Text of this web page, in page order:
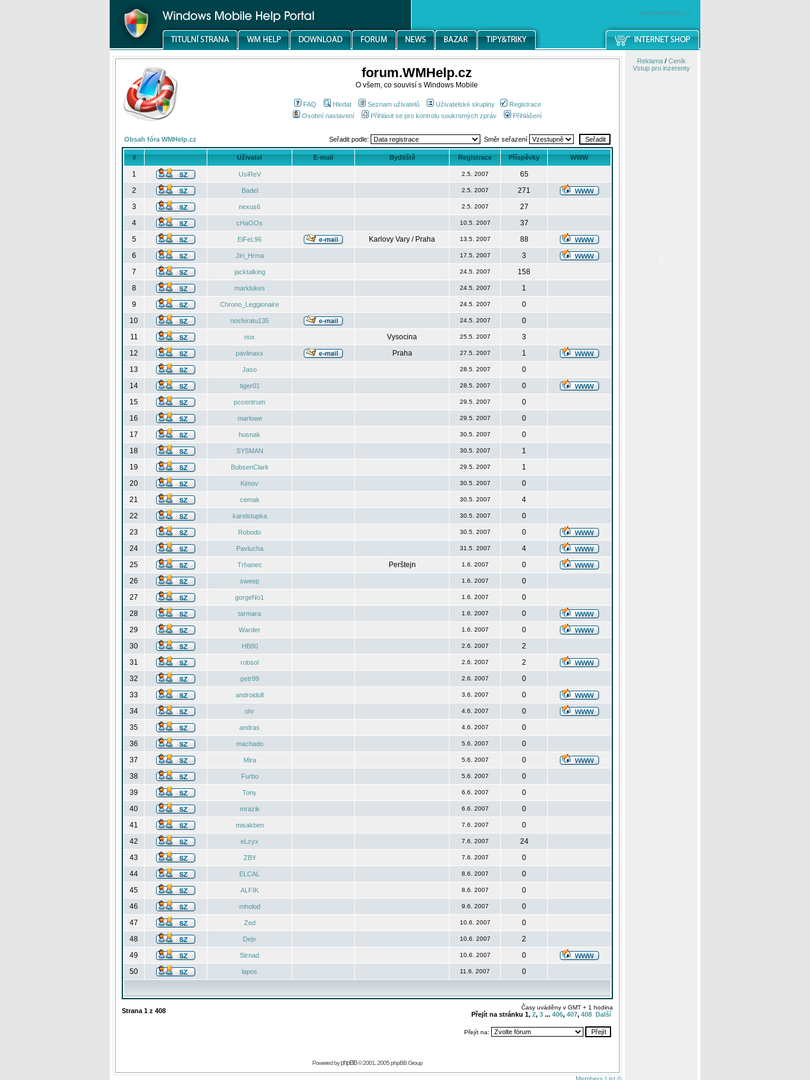
windowsmobile.cz
forum.WMHelp.cz
O všem, co souvisí s Windows Mobile
FAQ Hledat Seznam uživatelů Uživatelské skupiny
Registrace
Osobní nastavení
Přihlásit se pro kontrolu soukromých zpráv Přihlášení
Obsah fóra WMHelp.cz Seřadit podle: Směr seřazení
# Uživatel E-mail Bydliště Registrace Příspěvky WWW
1 UsiReV 2.5. 2007
65
2
Badel 2.5. 2007
271
3
nexus6 2.5. 2007
27
4
cHaOOs 10.5. 2007
37
5
EiFeL96 Karlovy Vary / Praha 13.5. 2007
88
6
Jiri_Hrma 17.5. 2007
3
7
jacktalking 24.5. 2007
158
8
marklukes 24.5. 2007
1
9
Chrono_Leggionaire 24.5. 2007
0
10
nosferatu135 24.5. 2007
0
11
nox Vysocina 25.5. 2007
3
12
pavlinaxx Praha 27.5. 2007
1
13
Jaso 28.5. 2007
0
14
tiger01 28.5. 2007
0
15
pccentrum 29.5. 2007
0
16
marlowe 29.5. 2007
0
17
husnak 30.5. 2007
0
18
SYSMAN 30.5. 2007
1
19
BobsenClark 29.5. 2007
1
20
Kimov 30.5. 2007
0
21
cemak 30.5. 2007
4
22
karelstupka 30.5. 2007
0
23
Robodo 30.5. 2007
0
24
Pavlucha 31.5. 2007
4
25
Trhanec Perštejn 1.6. 2007
0
26
sweep 1.6. 2007
0
27
gorgeNo1 1.6. 2007
0
28
tarmara 1.6. 2007
0
29
Warder 1.6. 2007
0
30
HB80 2.6. 2007
2
31
robsol 2.6. 2007
2
32
petr99 2.6. 2007
0
33
androidoll 3.6. 2007
0
34
ohr 4.6. 2007
0
35
andras 4.6. 2007
0
36
machado 5.6. 2007
0
37
Mira 5.6. 2007
0
38
Furbo 5.6. 2007
0
39
Tony 6.6. 2007
0
40
mrazik 6.6. 2007
0
41
misakben 7.6. 2007
0
42
eLzyx 7.6. 2007
24
43
ZBY 7.6. 2007
0
44
ELCAL 8.6. 2007
0
45
ALFIK 8.6. 2007
0
46
mholod 9.6. 2007
0
47
Zed 10.6. 2007
0
48
Dejv 10.6. 2007
2
49
Strnad 10.6. 2007
0
50
lapos 11.6. 2007 0
Strana 1 z 408 Časy uváděny v GMT + 1 hodina
Přejít na stránku 1, 2, 3 ... 406, 407, 408 Další
Přejít na:
Powered byphpBB© 2001, 2005 phpBB Group
Reklama/ Ceník
Vstup pro inzerenty